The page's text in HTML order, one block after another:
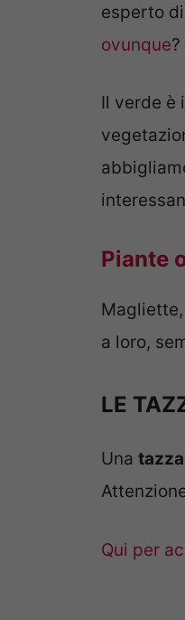
esperto
ovunque?
Il verde è
Piante
a loro,
LE
Una
Qui per